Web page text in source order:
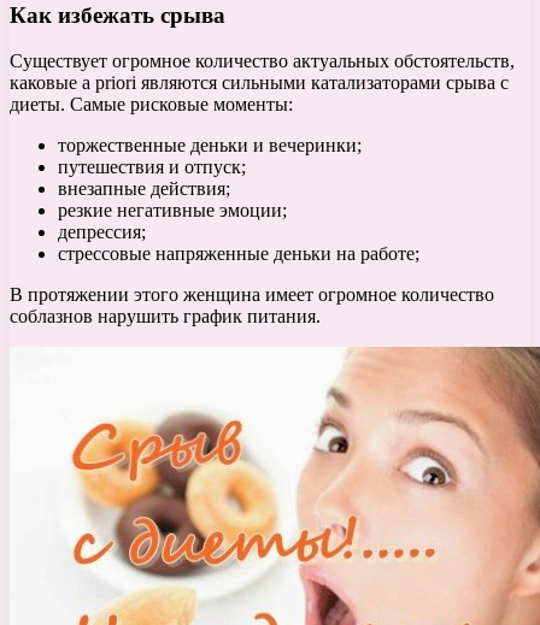
Как избежать срыва
Существует огромное количество актуальных обстоятельств,
каковые a priori являются сильными катализаторами срыва с
диеты. Самые рисковые моменты:
торжественные деньки и вечеринки;
путешествия и отпуск;
внезапные действия;
резкие негативные эмоции;
депрессия;
стрессовые напряженные деньки на работе;
В протяжении этого женщина имеет огромное количество
соблазнов нарушить график питания.